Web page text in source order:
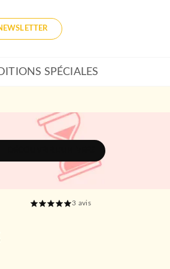
SPÉCIALES
3 avis